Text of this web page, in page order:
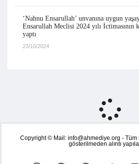
‘Nahnu Ensarullah’ unvanına uygun
Ensarullah Meclisi 2024 yılı İctimasının
yaptı
23/10/2024
Copyright © Mail: info@ahmediye.org - Tüm
gösterilmeden alıntı